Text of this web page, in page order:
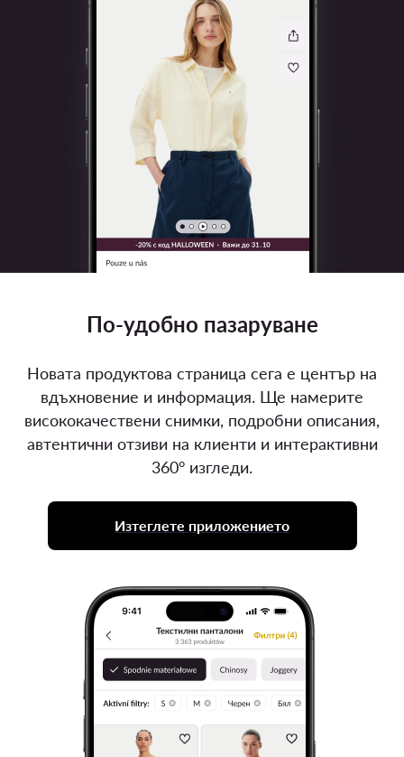
По-удобно пазаруване
Новата продуктова страница сега е център на
вдъхновение и информация. Ще намерите
висококачествени снимки, подробни описания,
автентични отзиви на клиенти и интерактивни
360° изгледи.
Изтеглете приложението